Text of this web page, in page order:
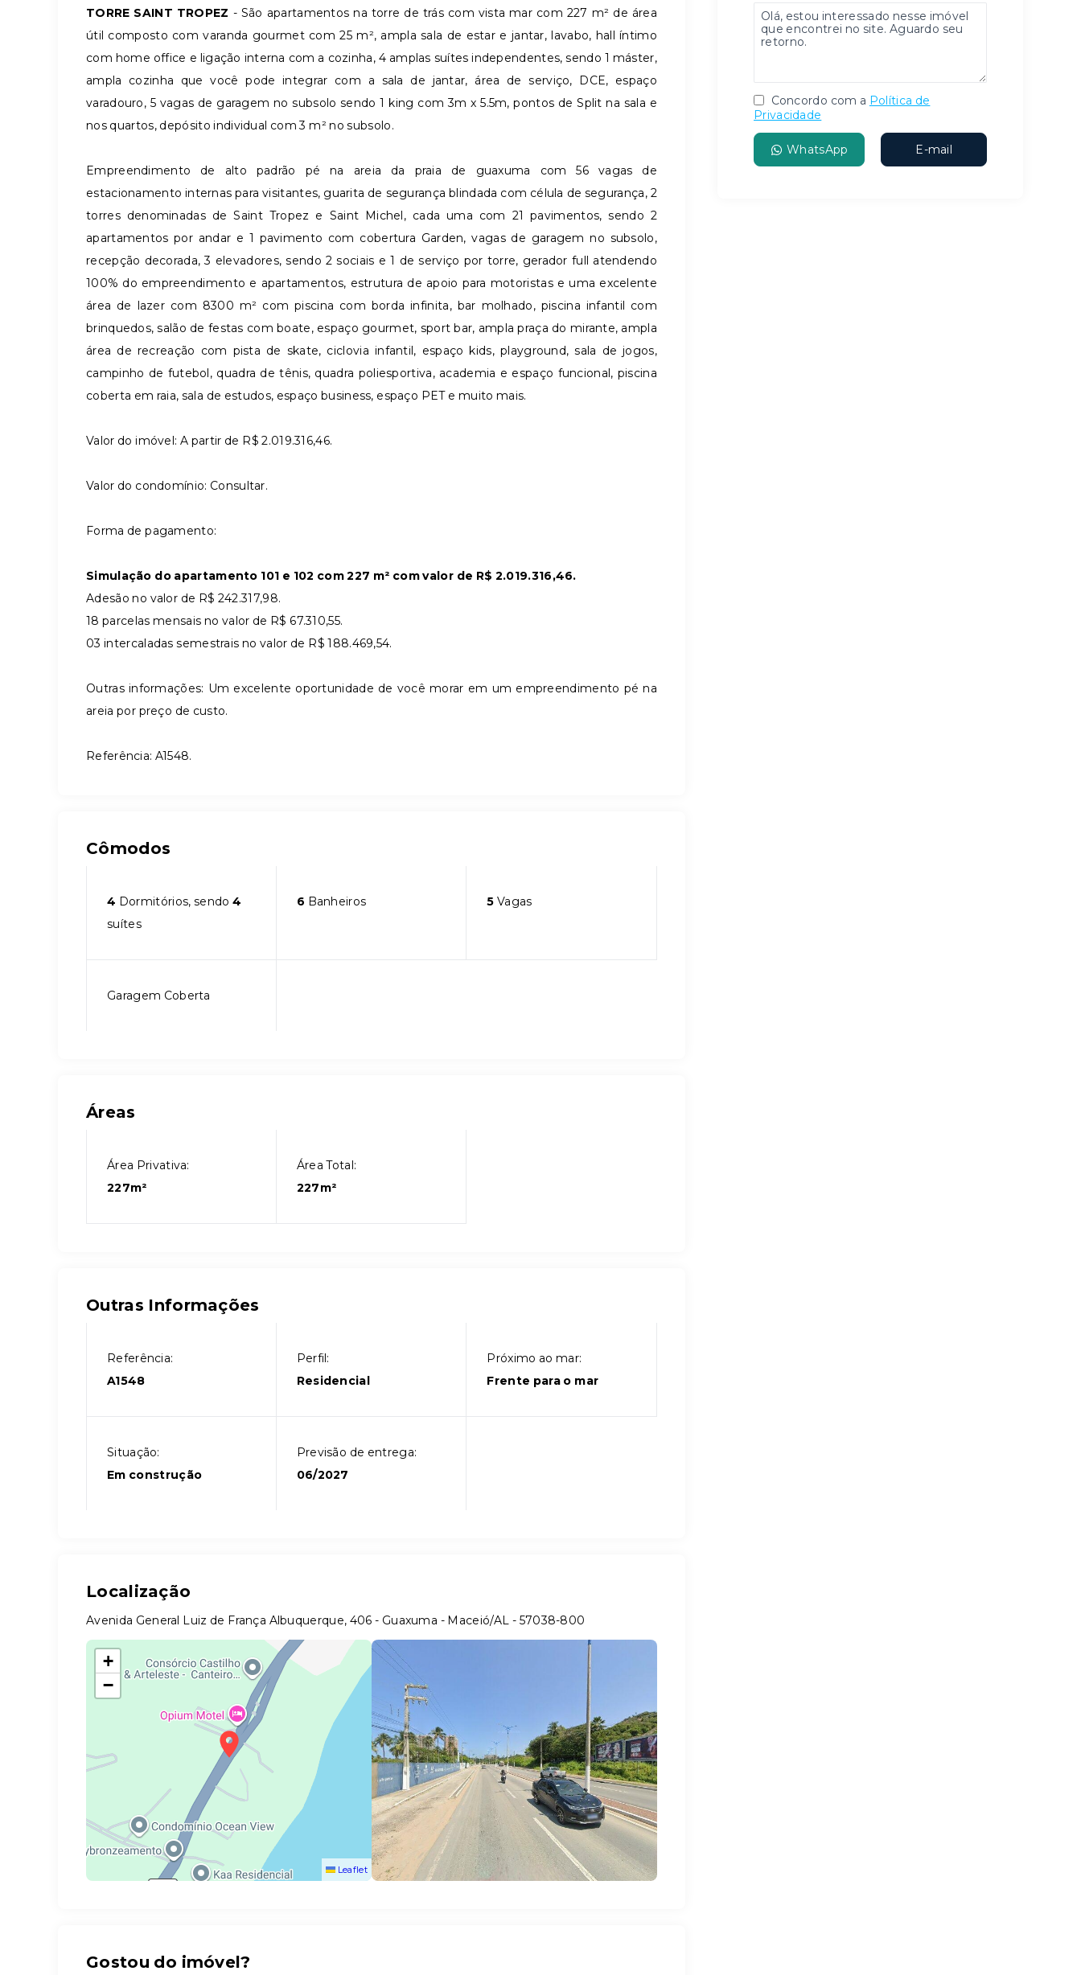
TORRE SAINT TROPEZ - São apartamentos na torre de trás com vista mar com 227 m² de área
útil composto com varanda gourmet com 25 m², ampla sala de estar e jantar, lavabo, hall íntimo
com home office e ligação interna com a cozinha, 4 amplas suítes independentes, sendo 1 máster,
ampla cozinha que você pode integrar com a sala de jantar, área de serviço, DCE, espaço
varadouro, 5 vagas de garagem no subsolo sendo 1 king com 3m x 5.5m, pontos de Split na sala e
nos quartos, depósito individual com 3 m² no subsolo.
Empreendimento de alto padrão pé na areia da praia de guaxuma com 56 vagas de
estacionamento internas para visitantes, guarita de segurança blindada com célula de segurança, 2
torres denominadas de Saint Tropez e Saint Michel, cada uma com 21 pavimentos, sendo 2
apartamentos por andar e 1 pavimento com cobertura Garden, vagas de garagem no subsolo,
recepção decorada, 3 elevadores, sendo 2 sociais e 1 de serviço por torre, gerador full atendendo
100% do empreendimento e apartamentos, estrutura de apoio para motoristas e uma excelente
área de lazer com 8300 m² com piscina com borda infinita, bar molhado, piscina infantil com
brinquedos, salão de festas com boate, espaço gourmet, sport bar, ampla praça do mirante, ampla
área de recreação com pista de skate, ciclovia infantil, espaço kids, playground, sala de jogos,
campinho de futebol, quadra de tênis, quadra poliesportiva, academia e espaço funcional, piscina
coberta em raia, sala de estudos, espaço business, espaço PET e muito mais.
Valor do imóvel: A partir de R$ 2.019.316,46.
Valor do condomínio: Consultar.
Forma de pagamento:
Simulação do apartamento 101 e 102 com 227 m² com valor de R$ 2.019.316,46.
Adesão no valor de R$ 242.317,98.
18 parcelas mensais no valor de R$ 67.310,55.
03 intercaladas semestrais no valor de R$ 188.469,54.
Outras informações: Um excelente oportunidade de você morar em um empreendimento pé na
areia por preço de custo.
Referência: A1548.
Cômodos
4 Dormitórios, sendo4
suítes
6 Banheiros 5 Vagas
Garagem Coberta
Áreas
Área Privativa:
227m²
Área Total:
227m²
Outras Informações
Referência:
A1548
Perfil:
Residencial
Próximo ao mar:
Frente para o mar
Situação:
Em construção
Previsão de entrega:
06/2027
Localização
Avenida General Luiz de França Albuquerque, 406 - Guaxuma - Maceió/AL - 57038-800
+
−
Leaflet
Gostou do imóvel?
Concordo com a Política de
Privacidade
WhatsApp E-mail